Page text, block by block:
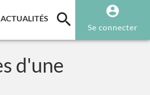
(CURRENT)
Se connecter
d'une